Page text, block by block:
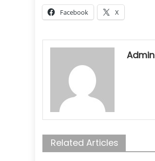
Facebook X
Admin
Related Articles